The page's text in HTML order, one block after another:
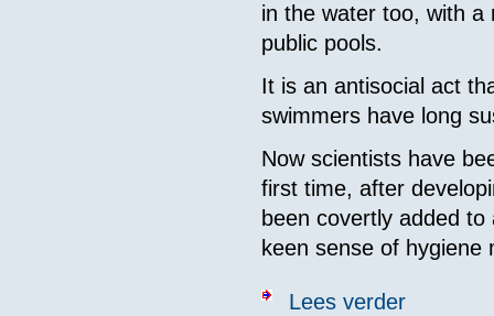
in the water too, with a
public pools.
It is an antisocial act
swimmers have long
Now scientists have
first time, after
been covertly added
keen sense of hygiene
Lees verderover Reden